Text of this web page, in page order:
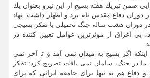
ضمن تبریك هفته بسیج از این نیرو بعنوان یك
دوران دفاع مقدس نام برد و اظهار داشت: نهاد
دوران هشت ساله جنگ تحمیلی با تفكر بسیجی
بی اغراق از موثرترین عوامل تعیین كننده در
اینكه اگر بسیج به میدان نمی آمد و تا آخر نمی
ما در جنگ، سامان نمی یافت تصریح كرد: تفكر
دفاع هم نه تنها برای جامعه ایرانی كه برای